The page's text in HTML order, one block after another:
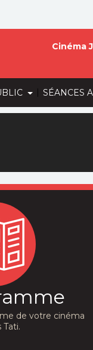
| SÉANCES
Cinéma
de votre cinéma
Tati.